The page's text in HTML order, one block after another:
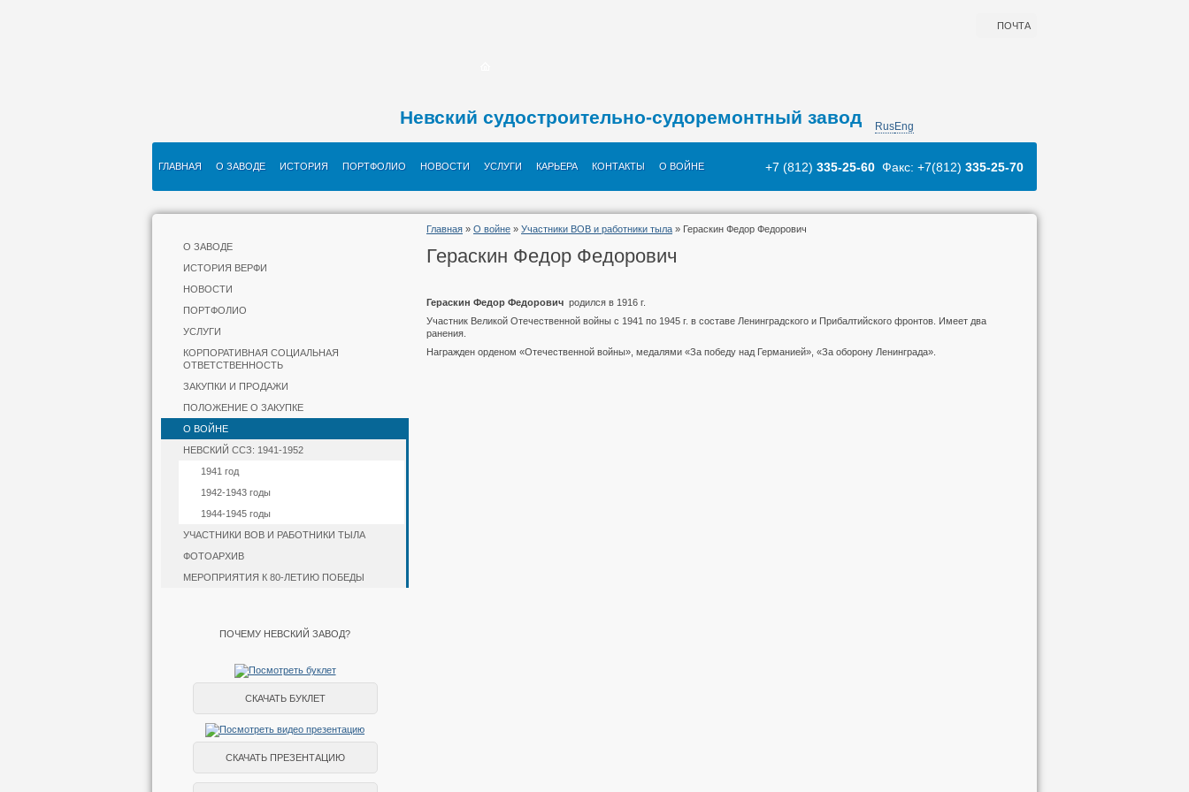
ПОЧТА
Невский судостроительно-судоремонтный завод RusEng
ГЛАВНАЯ О ЗАВОДЕ ИСТОРИЯ ПОРТФОЛИО НОВОСТИ УСЛУГИ КАРЬЕРА КОНТАКТЫ О ВОЙНЕ +7 (812) 335-25-60 Факс: +7(812) 335-25-70
О ЗАВОДЕ
ИСТОРИЯ ВЕРФИ
НОВОСТИ
ПОРТФОЛИО
УСЛУГИ
КОРПОРАТИВНАЯ СОЦИАЛЬНАЯ
ОТВЕТСТВЕННОСТЬ
ЗАКУПКИ И ПРОДАЖИ
ПОЛОЖЕНИЕ О ЗАКУПКЕ
О ВОЙНЕ
НЕВСКИЙ ССЗ: 1941-1952
1941 год
1942-1943 годы
1944-1945 годы
УЧАСТНИКИ ВОВ И РАБОТНИКИ ТЫЛА
ФОТОАРХИВ
МЕРОПРИЯТИЯ К 80-ЛЕТИЮ ПОБЕДЫ
ПОЧЕМУ НЕВСКИЙ ЗАВОД?
СКАЧАТЬ БУКЛЕТ
СКАЧАТЬ ПРЕЗЕНТАЦИЮ
Главная » О войне » Участники ВОВ и работники тыла » Гераскин Федор Федорович
Гераскин Федор Федорович
Гераскин Федор Федорович родился в 1916 г.
Участник Великой Отечественной войны с 1941 по 1945 г. в составе Ленинградского и Прибалтийского фронтов. Имеет два
ранения.
Награжден орденом «Отечественной войны», медалями «За победу над Германией», «За оборону Ленинграда».